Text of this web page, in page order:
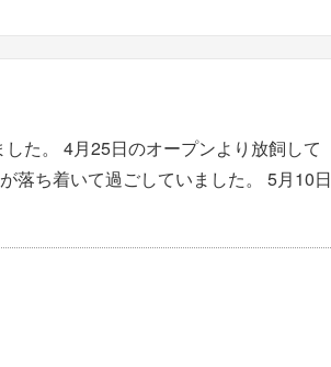
た。 4月25日のオープンより放飼して
落ち着いて過ごしていました。 5月10日